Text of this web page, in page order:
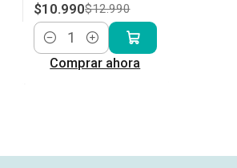
$10.990$12.990
Cantidad
Comprar ahora